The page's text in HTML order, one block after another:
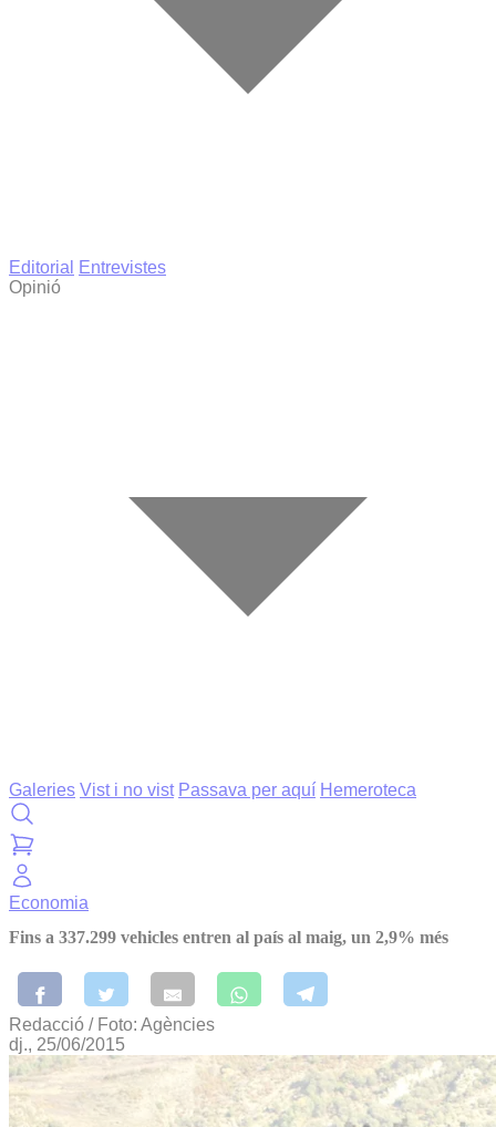
Editorial
Entrevistes
Opinió
Galeries Vist i no vist Passava per aquí Hemeroteca
Economia
Fins a 337.299 vehicles entren al país al maig, un 2,9% més
Redacció / Foto: Agències
dj., 25/06/2015